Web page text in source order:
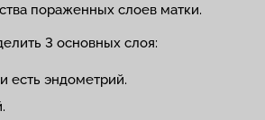
пораженных слоев матки.
3 основных слоя:
есть эндометрий.